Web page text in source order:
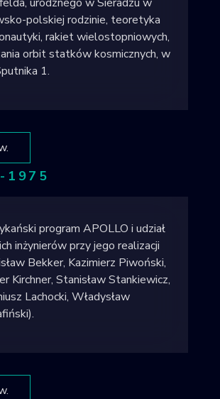
polskiej rodzinie, teoretyka
rakiet wielostopniowych,
orbit statków kosmicznych, w
1.
1975
program APOLLO i udział
inżynierów przy jego realizacji
Bekker, Kazimierz Piwoński,
Kirchner, Stanisław Stankiewicz,
Lachocki, Władysław